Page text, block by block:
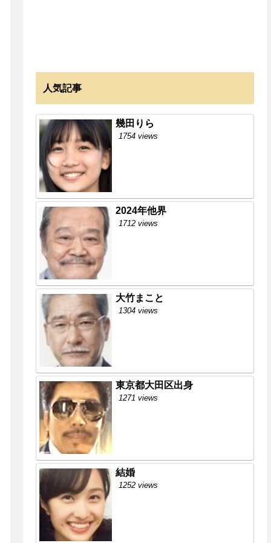
人気記事
幾田りら
1754 views
2024年他界
1712 views
大竹まこと
1304 views
東京都大田区出身
1271 views
結婚
1252 views